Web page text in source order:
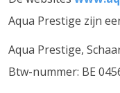
Aqua Prestige zijn
Aqua Prestige,
Btw-nummer: BE